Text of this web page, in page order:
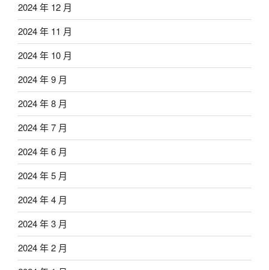
2024 年 12 月
2024 年 11 月
2024 年 10 月
2024 年 9 月
2024 年 8 月
2024 年 7 月
2024 年 6 月
2024 年 5 月
2024 年 4 月
2024 年 3 月
2024 年 2 月